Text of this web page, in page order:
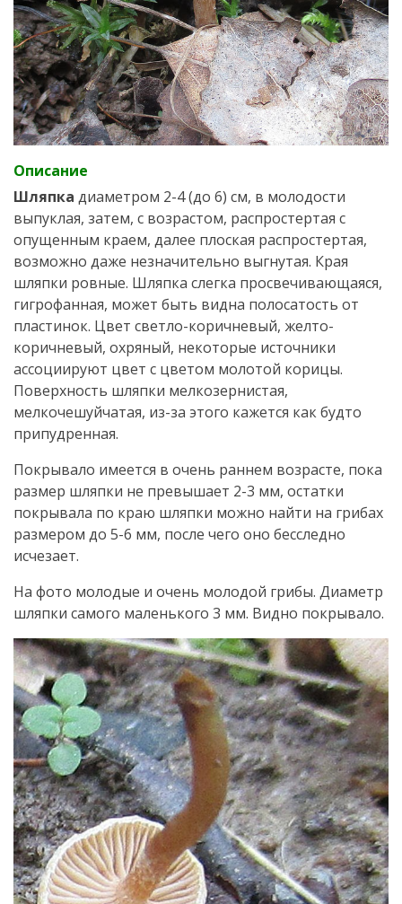
Описание
Шляпка диаметром 2-4 (до 6) см, в молодости
выпуклая, затем, с возрастом, распростертая c
опущенным краем, далее плоская распростертая,
возможно даже незначительно выгнутая. Края
шляпки ровные. Шляпка слегка просвечивающаяся,
гигрофанная, может быть видна полосатость от
пластинок. Цвет светло-коричневый, желто-
коричневый, охряный, некоторые источники
ассоциируют цвет с цветом молотой корицы.
Поверхность шляпки мелкозернистая,
мелкочешуйчатая, из-за этого кажется как будто
припудренная.
Покрывало имеется в очень раннем возрасте, пока
размер шляпки не превышает 2-3 мм, остатки
покрывала по краю шляпки можно найти на грибах
размером до 5-6 мм, после чего оно бесследно
исчезает.
На фото молодые и очень молодой грибы. Диаметр
шляпки самого маленького 3 мм. Видно покрывало.